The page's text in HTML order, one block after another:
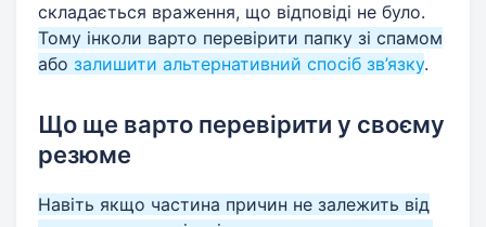
складається враження, що відповіді не було.
Тому інколи варто перевірити папку зі спамом
або залишити альтернативний спосіб зв’язку.
Що ще варто перевірити у своєму
резюме
Навіть якщо частина причин не залежить від